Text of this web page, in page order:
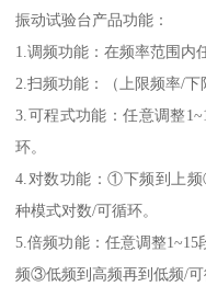
振动试验台产品功能：
1.调频功能：在频率范围内
2.扫频功能：（上限频率/
3.可程式功能：任意调整
环。
4.对数功能：①下频到上
种模式对数/可循环。
5.倍频功能：任意调整
频③低频到高频再到低频/